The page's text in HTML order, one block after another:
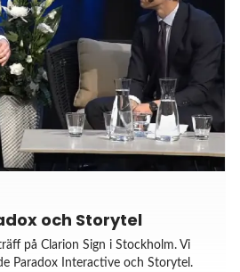
och Storytel
på Clarion Sign i Stockholm. Vi
Paradox Interactive och Storytel.